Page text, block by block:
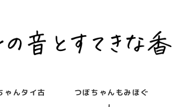
ゃんタイ古
つぼちゃんもみほぐ